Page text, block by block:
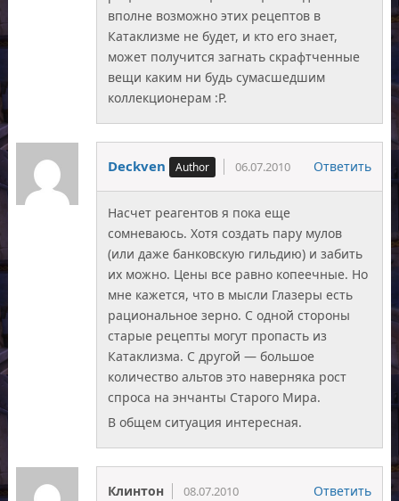
вполне возможно этих рецептов в
Катаклизме не будет, и кто его знает,
может получится загнать скрафтченные
вещи каким ни будь сумасшедшим
коллекционерам :Р.
Deckven 06.07.2010 Ответить
Насчет реагентов я пока еще
сомневаюсь. Хотя создать пару мулов
(или даже банковскую гильдию) и забить
их можно. Цены все равно копеечные. Но
мне кажется, что в мысли Глазеры есть
рациональное зерно. С одной стороны
старые рецепты могут пропасть из
Катаклизма. С другой — большое
количество альтов это наверняка рост
спроса на энчанты Старого Мира.
В общем ситуация интересная.
Клинтон 08.07.2010 Ответить